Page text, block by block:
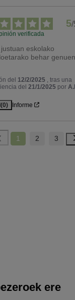
5/
verificada
eskolako
behar
del 12/2/2025
, tras una
del 21/1/2025 por
(0) Informe
1 2 3
ere